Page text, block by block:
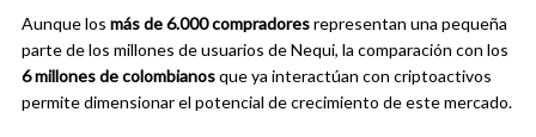
Aunque los más de 6.000 compradoresrepresentan una pequeña
parte de los millones de usuarios de Nequi, la comparación con los
6 millones de colombianosque ya interactúan con criptoactivos
permite dimensionar el potencial de crecimiento de este mercado.